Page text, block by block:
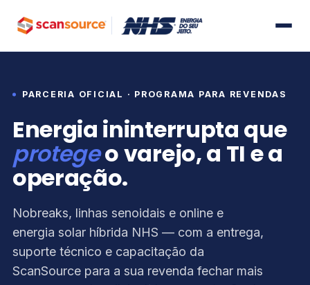
PARCERIA OFICIAL · PROGRAMA PARA REVENDAS
Energia ininterrupta que
protegeo varejo, a TI e a
operação.
Nobreaks, linhas senoidais e online e
energia solar híbrida NHS — com a entrega,
suporte técnico e capacitação da
ScanSource para a sua revenda fechar mais